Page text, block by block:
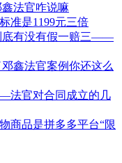
法官咋说嘛
准是1199元三倍
底有没有假一赔三——
鑫法官案例你还这么
法官对合同成立的几
商品是拼多多平台“限